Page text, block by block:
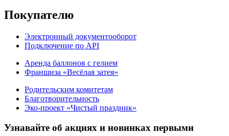
Покупателю
Электронный документооборот
Подключение по API
Аренда баллонов с гелием
Франшиза «Весёлая затея»
Родительским комитетам
Благотворительность
Эко-проект «Чистый праздник»
Узнавайте об акциях и новинках первыми